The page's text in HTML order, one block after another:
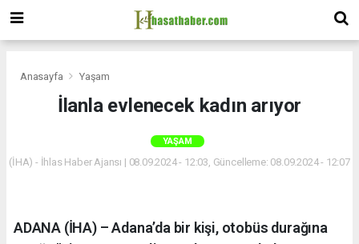
Anasayfa Yaşam
İlanla evlenecek kadın arıyor
YAŞAM
(İHA) - İhlas Haber Ajansı | 08.09.2024 - 12:03, Güncelleme: 08.09.2024 - 12:07
ADANA (İHA) – Adana’da bir kişi, otobüs durağına